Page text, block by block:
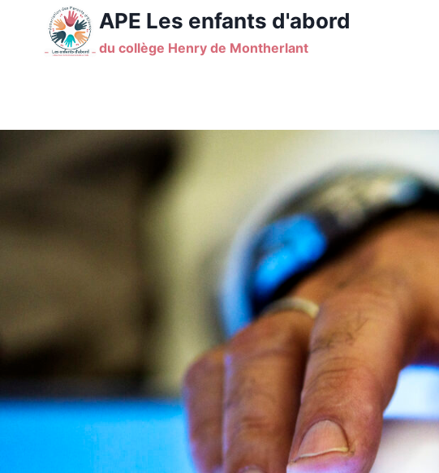
contenu
APE Les enfants d'abord
du collège Henry de Montherlant